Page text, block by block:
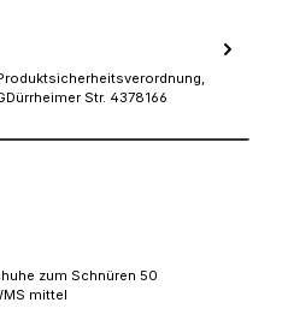
Str. 4378166